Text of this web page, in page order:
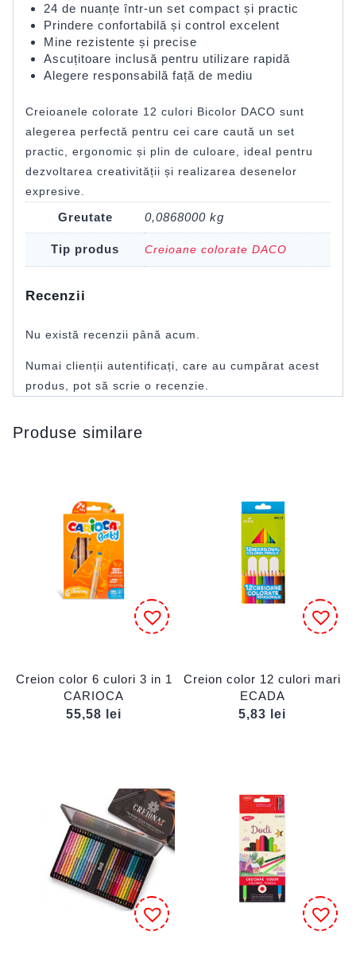
24 de nuanțe într-un set compact și practic
Prindere confortabilă și control excelent
Mine rezistente și precise
Ascuțitoare inclusă pentru utilizare rapidă
Alegere responsabilă față de mediu
Creioanele colorate 12 culori Bicolor DACO sunt
alegerea perfectă pentru cei care caută un set
practic, ergonomic și plin de culoare, ideal pentru
dezvoltarea creativității și realizarea desenelor
expresive.
Greutate 0,0868000 kg
Tip produs Creioane colorate DACO
Recenzii
Nu există recenzii până acum.
Numai clienții autentificați, care au cumpărat acest
produs, pot să scrie o recenzie.
Produse similare
Creion color 6 culori 3 in 1
CARIOCA
55,58
lei
Creion color 12 culori mari
ECADA
5,83
lei